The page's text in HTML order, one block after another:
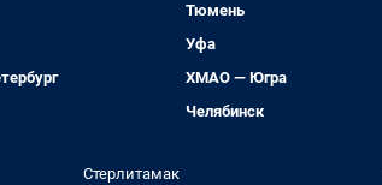
Тюмень
Уфа
ХМАО — Югра
Челябинск
Стерлитамак